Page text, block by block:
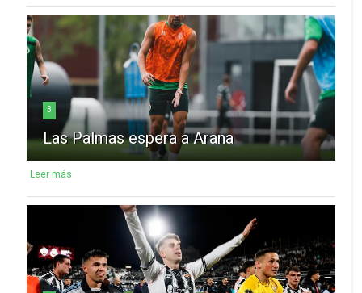
3
Las Palmas espera a Arana
Leer más